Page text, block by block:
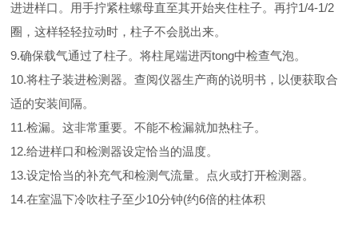
进进样口。用手拧紧柱螺母直至其开始夹住柱子。再拧1/4-1/2
圈，这样轻轻拉动时，柱子不会脱出来。
9.确保载气通过了柱子。将柱尾端进丙tong中检查气泡。
10.将柱子装进检测器。查阅仪器生产商的说明书，以便获取合
适的安装间隔。
11.检漏。这非常重要。不能不检漏就加热柱子。
12.给进样口和检测器设定恰当的温度。
13.设定恰当的补充气和检测气流量。点火或打开检测器。
14.在室温下冷吹柱子至少10分钟(约6倍的柱体积